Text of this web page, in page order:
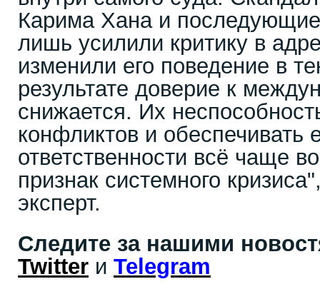
Карима Хана и последующие
лишь усилили критику в
изменили его поведение в
результате доверие к
снижается. Их
конфликтов и обеспечивать
ответственности всё чаще
признак системного
эксперт.
Следите за нашими
Twitter и Telegram